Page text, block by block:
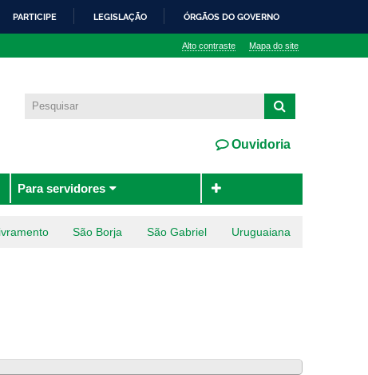
PARTICIPE LEGISLAÇÃO ÓRGÃOS DO GOVERNO
Alto contraste Mapa do site
Ouvidoria
Para servidores
São Borja São Gabriel Uruguaiana